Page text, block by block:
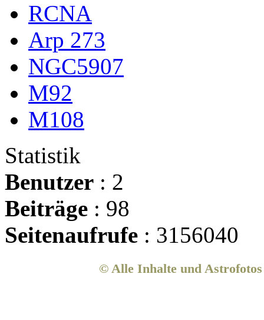
RCNA
Arp 273
NGC5907
M92
M108
Statistik
Benutzer : 2
Beiträge : 98
Seitenaufrufe : 3156040
© Alle Inhalte und